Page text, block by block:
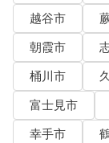
越谷市
朝霞市
桶川市
富士見市
幸手市